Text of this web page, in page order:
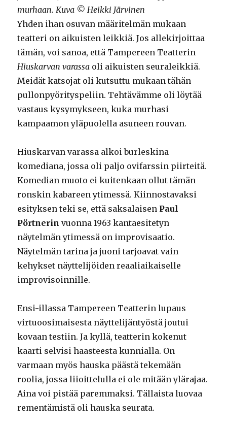
murhaan. Kuva © Heikki Järvinen
Yhden ihan osuvan määritelmän mukaan
teatteri on aikuisten leikkiä. Jos allekirjoittaa
tämän, voi sanoa, että Tampereen Teatterin
Hiuskarvan varassa oli aikuisten seuraleikkiä.
Meidät katsojat oli kutsuttu mukaan tähän
pullonpyörityspeliin. Tehtävämme oli löytää
vastaus kysymykseen, kuka murhasi
kampaamon yläpuolella asuneen rouvan.
Hiuskarvan varassa alkoi burleskina
komediana, jossa oli paljo ovifarssin piirteitä.
Komedian muoto ei kuitenkaan ollut tämän
ronskin kabareen ytimessä. Kiinnostavaksi
esityksen teki se, että saksalaisen Paul
Pörtnerin vuonna 1963 kantaesitetyn
näytelmän ytimessä on improvisaatio.
Näytelmän tarina ja juoni tarjoavat vain
kehykset näyttelijöiden reaaliaikaiselle
improvisoinnille.
Ensi-illassa Tampereen Teatterin lupaus
virtuoosimaisesta näyttelijäntyöstä joutui
kovaan testiin. Ja kyllä, teatterin kokenut
kaarti selvisi haasteesta kunnialla. On
varmaan myös hauska päästä tekemään
roolia, jossa liioittelulla ei ole mitään ylärajaa.
Aina voi pistää paremmaksi. Tällaista luovaa
rementämistä oli hauska seurata.